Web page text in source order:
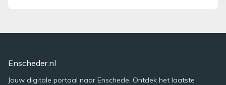
Enscheder.nl
Jouw digitale portaal naar Enschede. Ontdek het laatste